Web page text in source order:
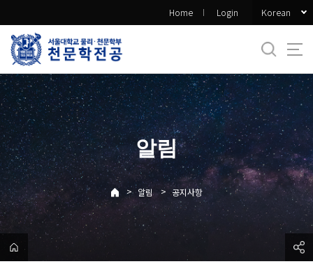
로
메
뉴
Home Login Korean
알림
> 알림 > 공지사항